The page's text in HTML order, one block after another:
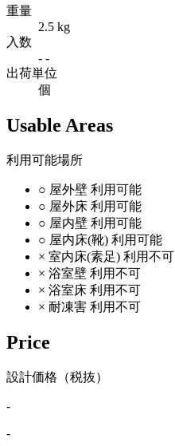
重量
2.5 kg
入数
- -
出荷単位
個
Usable Areas
利用可能場所
○ 屋外壁 利用可能
○ 屋外床 利用可能
○ 屋内壁 利用可能
○ 屋内床(靴) 利用可能
× 室内床(素足) 利用不可
× 浴室壁 利用不可
× 浴室床 利用不可
× 耐凍害 利用不可
Price
設計価格（税抜）
-
-